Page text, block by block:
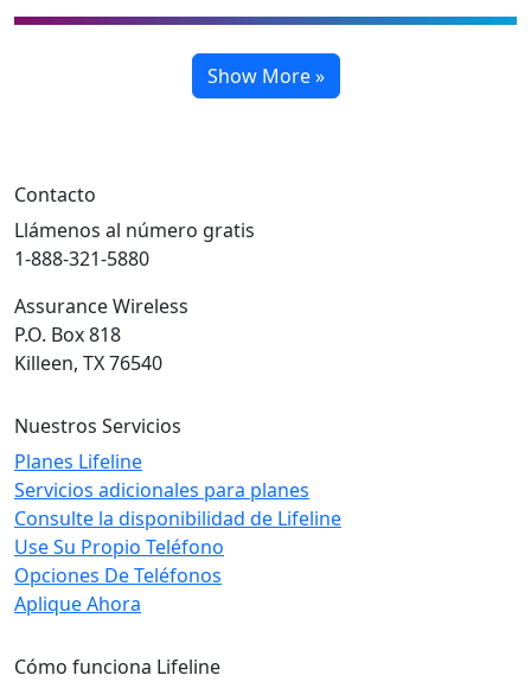
Show More »
Contacto
Llámenos al número gratis
1-888-321-5880
Assurance Wireless
P.O. Box 818
Killeen, TX 76540
Nuestros Servicios
Planes Lifeline
Servicios adicionales para planes
Consulte la disponibilidad de Lifeline
Use Su Propio Teléfono
Opciones De Teléfonos
Aplique Ahora
Cómo funciona Lifeline